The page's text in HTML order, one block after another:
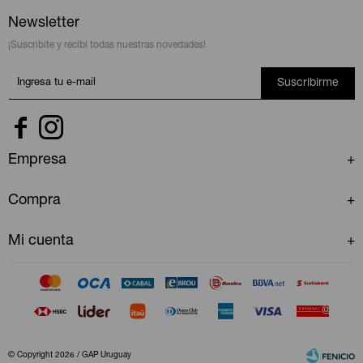
Newsletter
¡Suscribite y recibí todas nuestras novedades!
Suscribirme
 
Empresa
Compra
Mi cuenta
© Copyright 2026 / GAP Uruguay